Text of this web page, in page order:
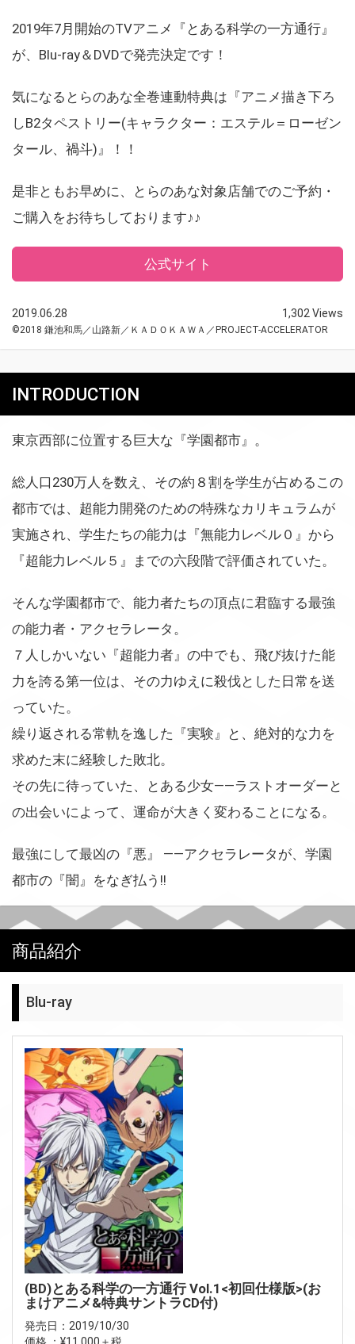
2019年7月開始のTVアニメ『とある科学の一方通行』
が、Blu-ray＆DVDで発売決定です！
気になるとらのあな全巻連動特典は『アニメ描き下ろ
しB2タペストリー(キャラクター：エステル＝ローゼン
タール、禍斗)』！！
是非ともお早めに、とらのあな対象店舗でのご予約・
ご購入をお待ちしております♪♪
公式サイト
2019.06.28 1,302 Views
©2018 鎌池和馬／山路新／ＫＡＤＯＫＡＷＡ／PROJECT-ACCELERATOR
INTRODUCTION
東京西部に位置する巨大な『学園都市』。
総人口230万人を数え、その約８割を学生が占めるこの
都市では、超能力開発のための特殊なカリキュラムが
実施され、学生たちの能力は『無能力レベル０』から
『超能力レベル５』までの六段階で評価されていた。
そんな学園都市で、能力者たちの頂点に君臨する最強
の能力者・アクセラレータ。
７人しかいない『超能力者』の中でも、飛び抜けた能
力を誇る第一位は、その力ゆえに殺伐とした日常を送
っていた。
繰り返される常軌を逸した『実験』と、絶対的な力を
求めた末に経験した敗北。
その先に待っていた、とある少女——ラストオーダーと
の出会いによって、運命が大きく変わることになる。
最強にして最凶の『悪』 ——アクセラレータが、学園
都市の『闇』をなぎ払う!!
商品紹介
Blu-ray
(BD)とある科学の一方通行 Vol.1<初回仕様版>(お
まけアニメ&特典サントラCD付)
発売日：2019/10/30